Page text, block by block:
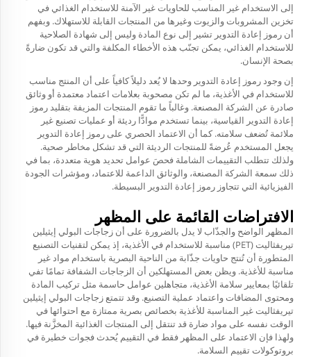
إلى الاستخدام غير المناسب للحاويات غير الآمنة للاستخدام الغذائي في
تخزين المشروبات والزيوت وغيرها من المنتجات القابلة للاستهلاك. وبفهم
أن رموز إعادة التدوير تشير إلى نوع المادة وليس إلى شهادة الصلاحية
للاستخدام الغذائي، يمكن تجنّب هذه الأخطاء المكلفة والتي قد تكون ضارةً
بصحة الإنسان.
إن وجود رموز إعادة التدوير وحدها لا يُعد دليلاً كافياً على أن المنتج مناسب
للاستخدام في الأغذية، ما لم تكن مصحوبة بعلامات اعتماد معتمدة أو وثائق
صادرة عن الشركة المصنعة. وغالباً ما تقوم المنتجات المزيفة بتقليد رموز
إعادة التدوير القياسية، بينما تستخدم موادًّا رديئة أو عمليات تصنيع غير
ملائمة تُضعف سلامته. كما أن الاعتماد الحصري على رموز إعادة التدوير
يجعل المستخدم عُرضةً للمنتجات الرديئة التي قد تشكل مخاطر صحية.
ولذلك تتطلب التقييمات الشاملة فحصَ عوامل تحديد هوية متعددة، بما في
ذلك سمعة الشركة المصنعة، والوثائق الداعمة للاعتماد، ومؤشرات الجودة
الفيزيائية التي تتجاوز رموز إعادة التدوير البسيطة.
الافتراضات القائمة على المظهر
المظهر الواضح والجذّاب لا يدل بالضرورة على أن زجاجات البولي إيثيلين
تيريفثاليت (PET) مناسبة للاستخدام في الأغذية، إذ يمكن لتقنيات التصنيع
المتطورة أن تُنتج حاويات جذّابة من الناحية البصرية باستخدام مواد غير
مناسبة للأغذية. ويظن بعض المستهلكين أن الزجاجات الشفافة تمامًا تفي
تلقائيًا بمعايير سلامة الأغذية، متجاهلين عوامل حاسمة مثل تركيب المادة
ومحتوى المضافات واعتماد عملية التصنيع. وقد تتمتع زجاجات البولي إيثيلين
تيريفثاليت غير المناسبة للأغذية بخصائص بصرية ممتازة مع احتوائها في
الوقت نفسه على مواد ضارة قد تنتقل إلى المنتجات الغذائية المخزَّنة فيها.
ولهذا فإن الاعتماد على المظهر فقط في التقييم يُحدث فجوات خطيرة في
بروتوكولات تقييم السلامة.